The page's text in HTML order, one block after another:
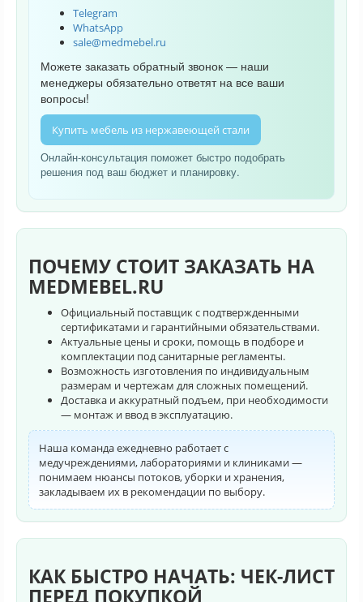
Telegram
WhatsApp
sale@medmebel.ru
Можете заказать обратный звонок — наши
менеджеры обязательно ответят на все ваши
вопросы!
Купить мебель из нержавеющей стали
Онлайн-консультация поможет быстро подобрать
решения под ваш бюджет и планировку.
ПОЧЕМУ СТОИТ ЗАКАЗАТЬ НА
MEDMEBEL.RU
Официальный поставщик с подтвержденными
сертификатами и гарантийными обязательствами.
Актуальные цены и сроки, помощь в подборе и
комплектации под санитарные регламенты.
Возможность изготовления по индивидуальным
размерам и чертежам для сложных помещений.
Доставка и аккуратный подъем, при необходимости
— монтаж и ввод в эксплуатацию.
Наша команда ежедневно работает с
медучреждениями, лабораториями и клиниками —
понимаем нюансы потоков, уборки и хранения,
закладываем их в рекомендации по выбору.
КАК БЫСТРО НАЧАТЬ: ЧЕК-ЛИСТ
ПЕРЕД ПОКУПКОЙ